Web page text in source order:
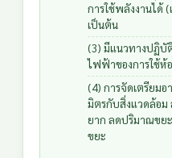
การใช้พลังงานได้
เป็นต้น
(3) มีแนวทางปฏิบั
ไฟฟ้าของการใช้ห้
(4) การจัดเตรียมอ
มิตรกับสิ่งแวดล้อม
ยาก ลดปริมาณขย
ขยะ